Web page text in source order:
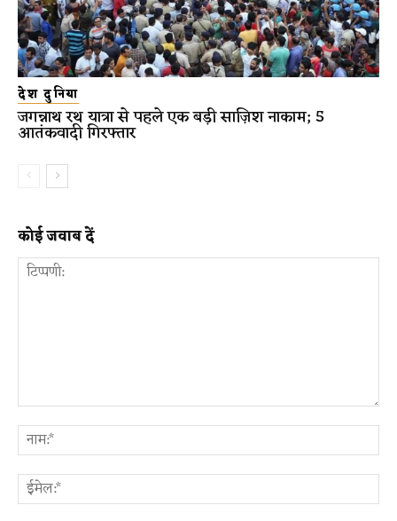
देश दुनिया
जगन्नाथ रथ यात्रा से पहले एक बड़ी साज़िश नाकाम; 5
आतंकवादी गिरफ्तार
कोई जवाब दें